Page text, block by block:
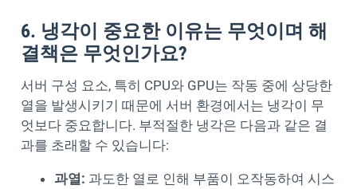
6. 냉각이 중요한 이유는 무엇이며 해
결책은 무엇인가요?
서버 구성 요소, 특히 CPU와 GPU는 작동 중에 상당한
열을 발생시키기 때문에 서버 환경에서는 냉각이 무
엇보다 중요합니다. 부적절한 냉각은 다음과 같은 결
과를 초래할 수 있습니다:
과열: 과도한 열로 인해 부품이 오작동하여 시스